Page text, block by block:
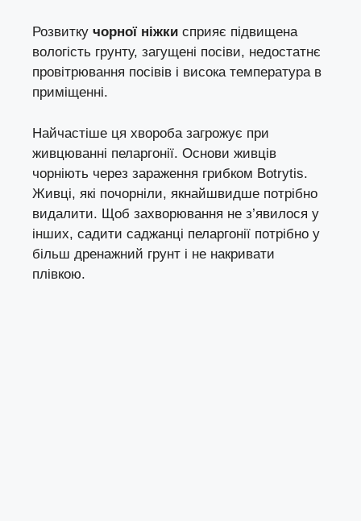
Розвитку чорної ніжки сприяє підвищена
вологість грунту, загущені посіви, недостатнє
провітрювання посівів і висока температура в
приміщенні.
Найчастіше ця хвороба загрожує при
живцюванні пеларгонії. Основи живців
чорніють через зараження грибком Botrytis.
Живці, які почорніли, якнайшвидше потрібно
видалити. Щоб захворювання не з’явилося у
інших, садити саджанці пеларгонії потрібно у
більш дренажний грунт і не накривати
плівкою.